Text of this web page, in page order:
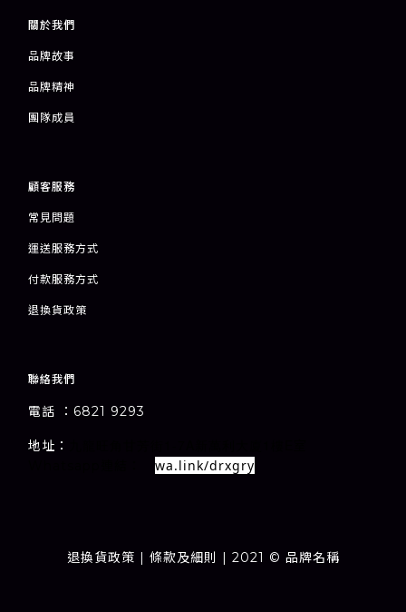
關於我們
品牌故事
品牌精神
團隊成員
顧客服務
常見問題
運送服務方式
付款服務方式
退換貨政策
聯絡我們
電話 ：6821 9293
地址：
wa.link/drxgry
退換貨政策 | 條款及細則 | 2021 © 品牌名稱